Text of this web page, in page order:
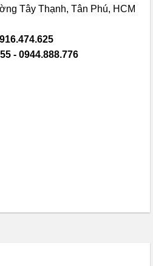
Tây Thạnh, Tân Phú, HCM
- 0944.888.776